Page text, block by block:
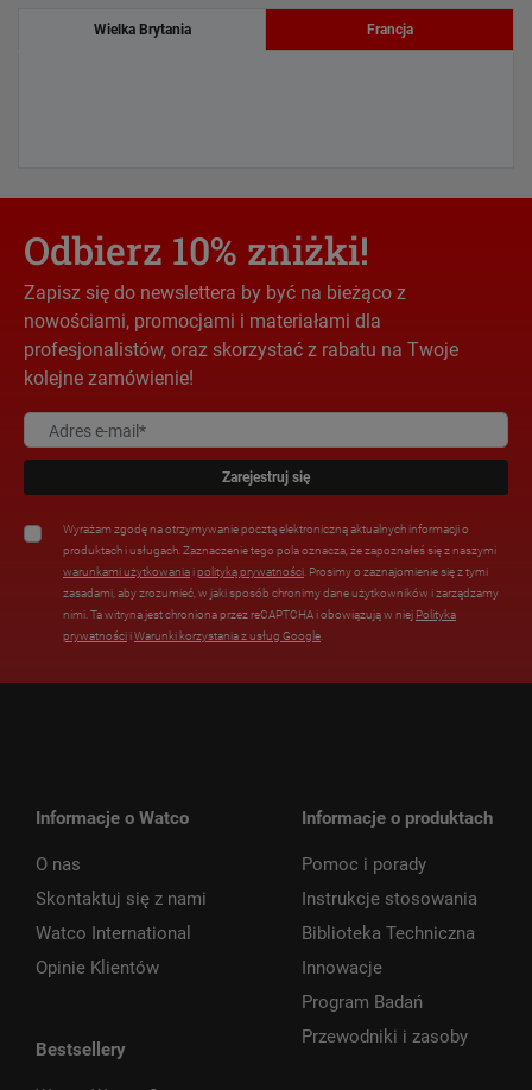
Wielka Brytania Francja
Odbierz 10% zniżki!
Zapisz się do newslettera by być na bieżąco z
nowościami, promocjami i materiałami dla
profesjonalistów, oraz skorzystać z rabatu na Twoje
kolejne zamówienie!
Zarejestruj się
Wyrażam zgodę na otrzymywanie pocztą elektroniczną aktualnych informacji o
produktach i usługach. Zaznaczenie tego pola oznacza, że zapoznałeś się z naszymi
warunkami użytkowania ipolityką prywatności. Prosimy o zaznajomienie się z tymi
zasadami, aby zrozumieć, w jaki sposób chronimy dane użytkowników i zarządzamy
nimi. Ta witryna jest chroniona przez reCAPTCHA i obowiązują w niej Polityka
prywatności iWarunki korzystania z usług Google.
Informacje o Watco
O nas
Skontaktuj się z nami
Watco International
Opinie Klientów
Bestsellery
Informacje o produktach
Pomoc i porady
Instrukcje stosowania
Biblioteka Techniczna
Innowacje
Program Badań
Przewodniki i zasoby